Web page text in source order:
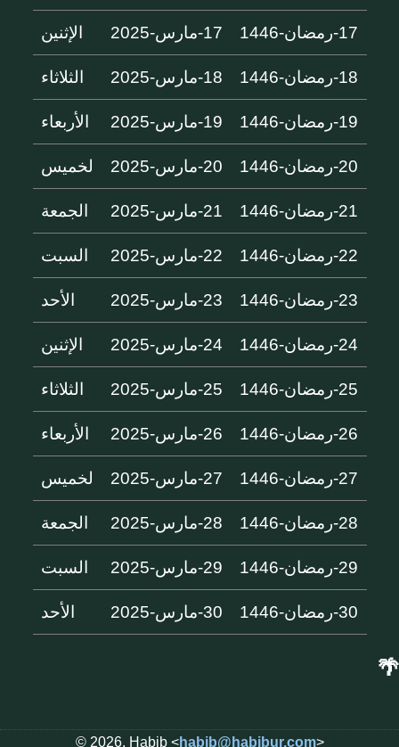
17-رمضان-1446 17-مارس-2025 الإثنين
18-رمضان-1446 18-مارس-2025 الثلاثاء
19-رمضان-1446 19-مارس-2025 الأربعاء
20-رمضان-1446 20-مارس-2025 لخميس
21-رمضان-1446 21-مارس-2025 الجمعة
22-رمضان-1446 22-مارس-2025 السبت
23-رمضان-1446 23-مارس-2025 الأحد
24-رمضان-1446 24-مارس-2025 الإثنين
25-رمضان-1446 25-مارس-2025 الثلاثاء
26-رمضان-1446 26-مارس-2025 الأربعاء
27-رمضان-1446 27-مارس-2025 لخميس
28-رمضان-1446 28-مارس-2025 الجمعة
29-رمضان-1446 29-مارس-2025 السبت
30-رمضان-1446 30-مارس-2025 الأحد
🌴
© 2026, Habib <habib@habibur.com>